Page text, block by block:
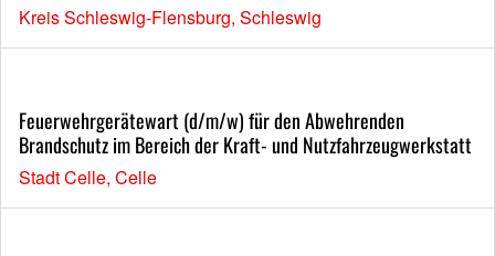
Kreis Schleswig-Flensburg, Schleswig
Feuerwehrgerätewart (d/m/w) für den Abwehrenden
Brandschutz im Bereich der Kraft- und Nutzfahrzeugwerkstatt
Stadt Celle, Celle